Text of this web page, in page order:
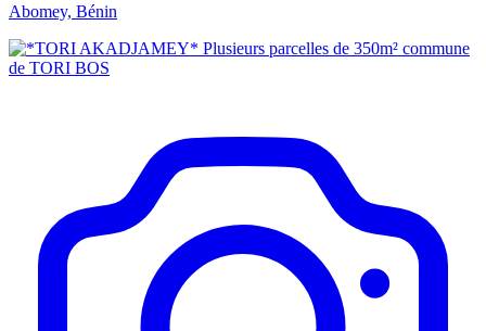
Abomey, Bénin